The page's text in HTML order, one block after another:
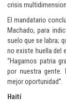
crisis
El mandatario
Machado, para
suelo que se labra;
no existe huella del
“Hagamos patria
por nuestra gente.
mejor oportunidad”.
Haití